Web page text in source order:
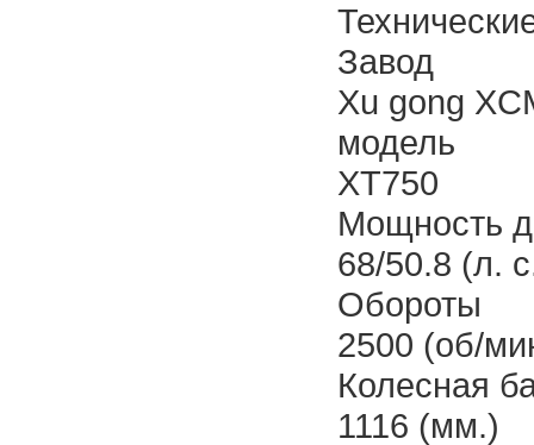
Завод
Xu gong
модель
XT750
Мощность
68/50.8 (л.
Обороты
2500 (об/
Колесная
1116 (мм.)